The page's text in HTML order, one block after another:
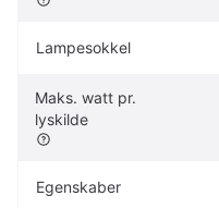
Lampesokkel
Maks. watt pr.
lyskilde
Egenskaber